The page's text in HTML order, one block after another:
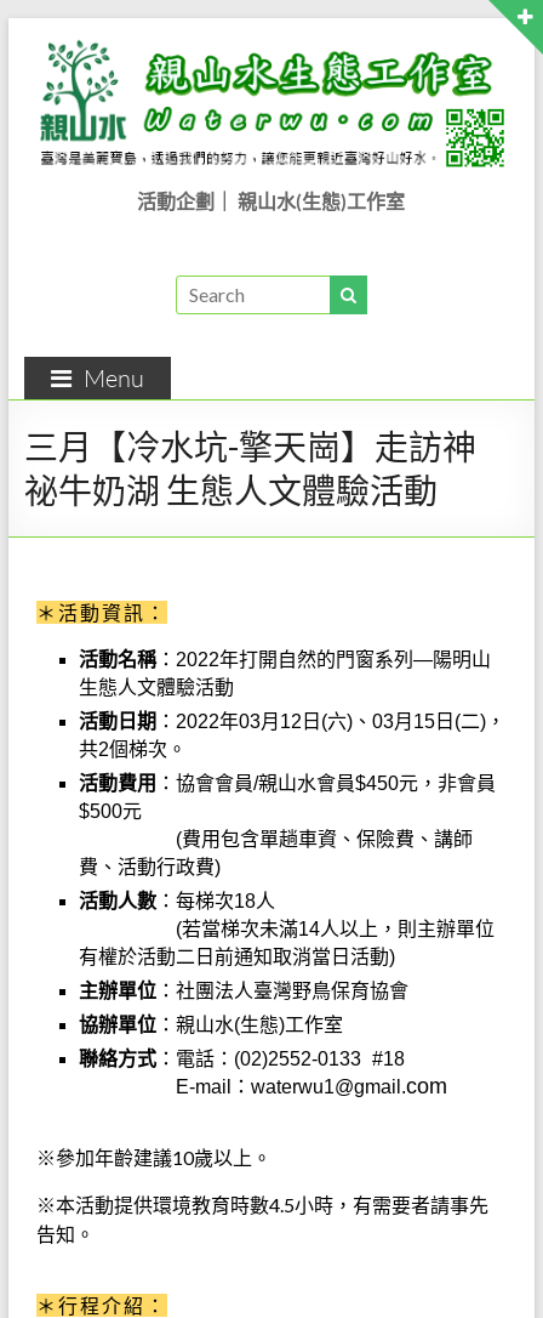
活動企劃｜ 親山水(生態)工作室
Menu
三月【冷水坑-擎天崗】走訪神
祕牛奶湖 生態人文體驗活動
＊活動資訊：
活動名稱： 2022年打開自然的門窗系列 —陽明山
生態人文體驗活動
活動日期 ： 2022年03月12 日(六)、 03月15日(二)，
共2個梯次。
活動費用 ：協會會員/親山水會員$450元，非會員
$500元
(費用包含單趟車資、保險費、講師
費、活動行政費)
活動人數：每梯次18人
(若當梯次未滿14人以上，則主辦單位
有權於活動二日前通知取消當日活動)
主辦單位：社團法人臺灣野鳥保育協會
協辦單位：親山水(生態)工作室
聯絡方式： 電話： (02)2552-0133 #18
E-mail：waterwu1@gmail.com
※參加年齡建議10歲以上。
※本活動提供環境教育時數4.5小時，有需要者請事先
告知。
＊行程介紹：